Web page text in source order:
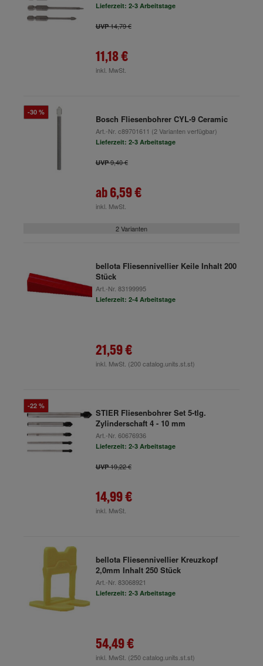
Lieferzeit: 2-3 Arbeitstage
UVP14,79 €
11,18 €
inkl. MwSt.
-30 %
Bosch Fliesenbohrer CYL-9 Ceramic
Art.-Nr. c89701611 (2 Varianten verfügbar)
Lieferzeit: 2-3 Arbeitstage
UVP9,40 €
ab6,59 €
inkl. MwSt.
2 Varianten
bellota Fliesennivellier Keile Inhalt 200
Stück
Art.-Nr. 83199995
Lieferzeit: 2-4 Arbeitstage
21,59 €
inkl. MwSt. (200 catalog.units.st.st)
-22 %
STIER Fliesenbohrer Set 5-tlg.
Zylinderschaft 4 - 10 mm
Art.-Nr. 60676936
Lieferzeit: 2-3 Arbeitstage
UVP19,22 €
14,99 €
inkl. MwSt.
bellota Fliesennivellier Kreuzkopf
2,0mm Inhalt 250 Stück
Art.-Nr. 83068921
Lieferzeit: 2-3 Arbeitstage
54,49 €
inkl. MwSt. (250 catalog.units.st.st)